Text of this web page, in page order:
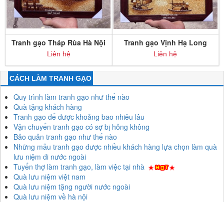
Tranh gạo Tháp Rùa Hà Nội
khổ nhỏ
Liên hệ
Tranh gạo Vịnh Hạ Long
khổ nhỏ
Liên hệ
CÁCH LÀM TRANH GẠO
Quy trình làm tranh gạo như thế nào
Quà tặng khách hàng
Tranh gạo để được khoảng bao nhiêu lâu
Vận chuyển tranh gạo có sợ bị hỏng không
Bảo quản tranh gạo như thế nào
Những mẫu tranh gạo được nhiều khách hàng lựa chọn làm quà
lưu niệm đi nước ngoài
Tuyển thợ làm tranh gạo, làm việc tại nhà
Quà lưu niệm việt nam
Quà lưu niệm tặng người nước ngoài
Quà lưu niệm về hà nội